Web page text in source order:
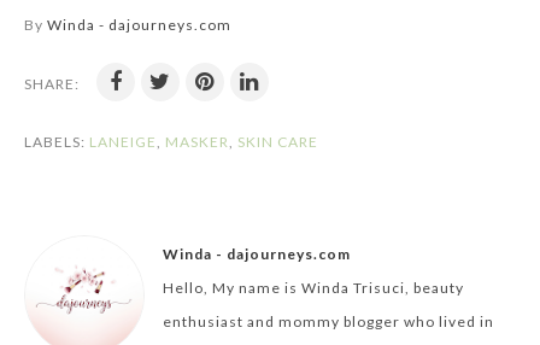
By Winda - dajourneys.com
SHARE:
LABELS: LANEIGE, MASKER, SKIN CARE
Winda - dajourneys.com
Hello, My name is Winda Trisuci, beauty
enthusiast and mommy blogger who lived in